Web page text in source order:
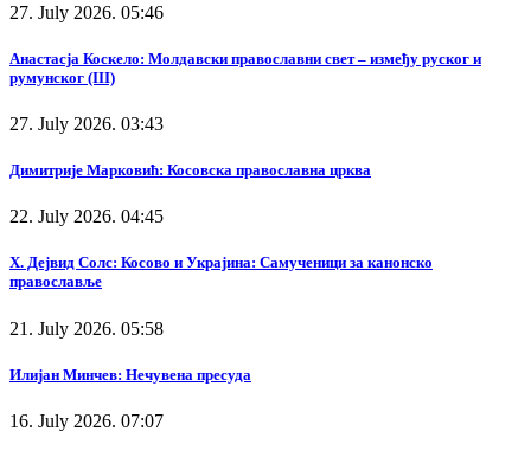
27. July 2026. 05:46
Анастасја Коскело: Молдавски православни свет – између руског и
румунског (III)
27. July 2026. 03:43
Димитрије Марковић: Косовска православна црква
22. July 2026. 04:45
Х. Дејвид Солс: Косово и Украјина: Самученици за канонско
православље
21. July 2026. 05:58
Илијан Минчев: Нечувена пресуда
16. July 2026. 07:07